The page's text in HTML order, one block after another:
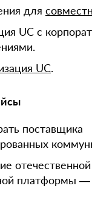
для
UC с
UC.
поставщика
платформы